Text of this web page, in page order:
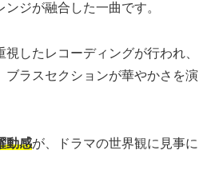
ジが融合した一曲です。
したレコーディングが行われ、
ブラスセクションが華やかさを演
動感が、ドラマの世界観に見事に